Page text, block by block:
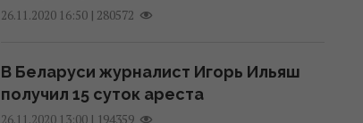
26.11.2020 16:50| 280572
В Беларуси журналист Игорь Ильяш
получил 15 суток ареста
26.11.2020 13:00| 194359